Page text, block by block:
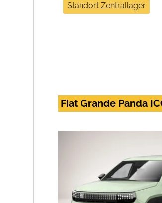
Standort Zentrallager
Fiat Grande Panda